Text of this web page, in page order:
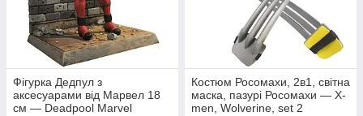
Фігурка Дедпул з
аксесуарами від Марвел 18
см — Deadpool Marvel
Костюм Росомахи, 2в1, світна
маска, пазурі Росомахи — X-
men, Wolverine, set 2